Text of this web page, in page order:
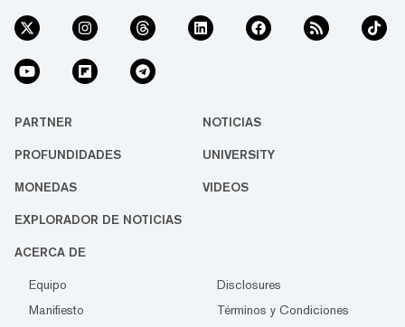
PARTNER NOTICIAS
PROFUNDIDADES UNIVERSITY
MONEDAS VIDEOS
EXPLORADOR DE NOTICIAS
ACERCA DE
Equipo
Disclosures
Manifiesto
Términos y Condiciones